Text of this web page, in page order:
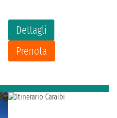
Dettagli
Prenota